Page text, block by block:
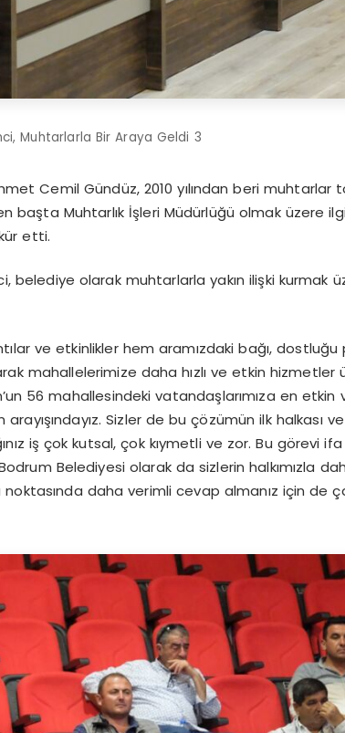
Muhtarlarla Bir Araya Geldi 3
Cemil Gündüz, 2010 yılından beri muhtarlar
Muhtarlık İşleri Müdürlüğü olmak üzere
etti.
belediye olarak muhtarlarla yakın ilişki kurmak
ve etkinlikler hem aramızdaki bağı,
mahallelerimize daha hızlı ve etkin hizmetler
56 mahallesindeki vatandaşlarımıza en etkin
Sizler de bu çözümün ilk halkası
iş çok kutsal, çok kıymetli ve zor. Bu görevi
Belediyesi olarak da sizlerin halkımızla
daha verimli cevap almanız için de